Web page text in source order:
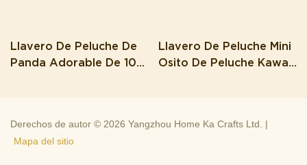
Llavero De Peluche De
Panda Adorable De 10
Llavero De Peluche Mini
Osito De Peluche Kawaii
Derechos de autor © 2026 Yangzhou Home Ka Crafts Ltd. |
Mapa del sitio